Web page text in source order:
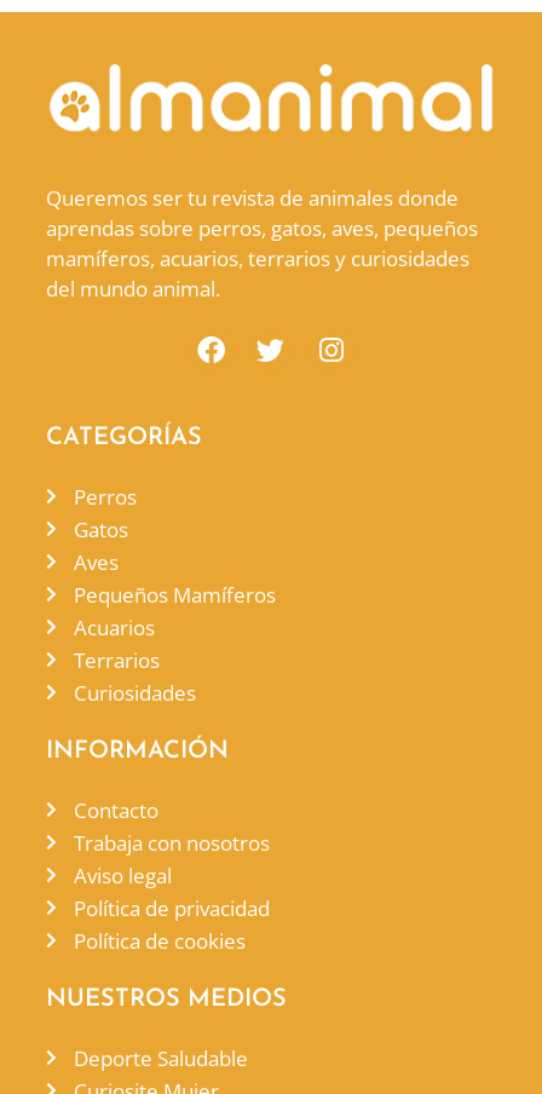
Queremos ser tu revista de animales donde
aprendas sobre perros, gatos, aves, pequeños
mamíferos, acuarios, terrarios y curiosidades
del mundo animal.
CATEGORÍAS
Perros
Gatos
Aves
Pequeños Mamíferos
Acuarios
Terrarios
Curiosidades
INFORMACIÓN
Contacto
Trabaja con nosotros
Aviso legal
Política de privacidad
Política de cookies
NUESTROS MEDIOS
Deporte Saludable